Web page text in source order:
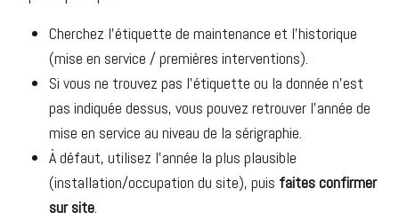
Cherchez l’étiquette de maintenance et l’historique
(mise en service / premières interventions).
Si vous ne trouvez pas l’étiquette ou la donnée n’est
pas indiquée dessus, vous pouvez retrouver l’année de
mise en service au niveau de la sérigraphie.
À défaut, utilisez l’année la plus plausible
(installation/occupation du site), puis faites confirmer
sur site.